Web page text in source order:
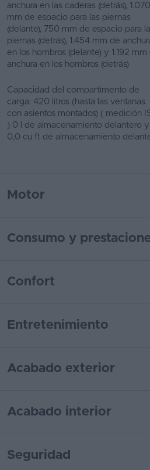
anchura en las caderas (detrás), 1.070
mm de espacio para las piernas
(delante), 750 mm de espacio para
piernas (detrás), 1.454 mm de
en los hombros (delante) y 1.192 mm
anchura en los hombros (detrás)
Capacidad del compartimento de
carga: 420 litros (hasta las ventanas
con asientos montados) ( medición
) 0 l de almacenamiento delantero y
0,0 cu ft de almacenamiento
Motor
Consumo y
Confort
Entretenimiento
Acabado exterior
Acabado interior
Seguridad